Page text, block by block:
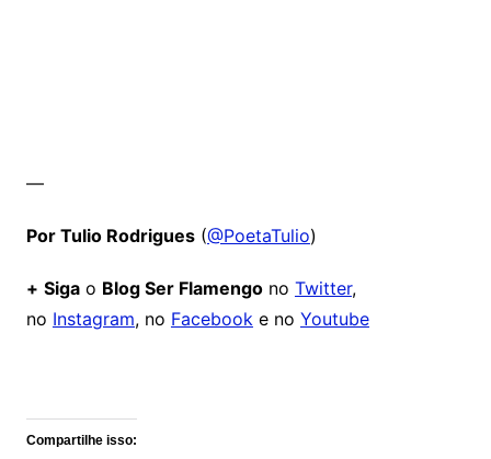
—
Por Tulio Rodrigues(@PoetaTulio)
+ Sigao Blog Ser Flamengono Twitter,
no Instagram, no Facebooke no Youtube
Compartilhe isso: